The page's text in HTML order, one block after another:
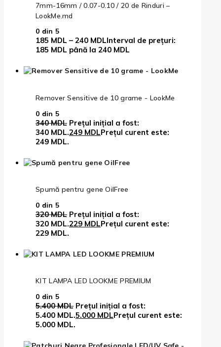
7mm-16mm / 0.07-0.10 / 20 de Rinduri –
LookMe.md
0 din 5
185 MDL – 240 MDLInterval de prețuri:
185 MDL până la 240 MDL
Remover Sensitive de 10 grame - LookMe
0 din 5
340MDL Prețul inițial a fost:
340 MDL.249 MDLPrețul curent este:
249 MDL.
Spumă pentru gene OilFree
0 din 5
320MDL Prețul inițial a fost:
320 MDL.229 MDLPrețul curent este:
229 MDL.
KIT LAMPA LED LOOKME PREMIUM
0 din 5
5.400MDL Prețul inițial a fost:
5.400 MDL.5.000 MDLPrețul curent este:
5.000 MDL.